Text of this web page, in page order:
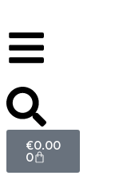
€0.00
0